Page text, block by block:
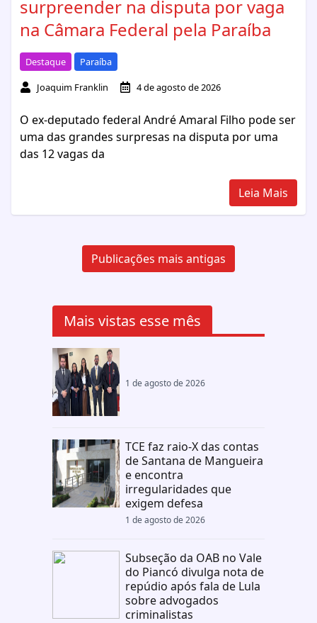
surpreender na disputa por vaga
na Câmara Federal pela Paraíba
Destaque
Paraíba
Joaquim Franklin
4 de agosto de 2026
O ex-deputado federal André Amaral Filho pode ser
uma das grandes surpresas na disputa por uma
das 12 vagas da
Leia Mais
Publicações mais antigas
Mais vistas esse mês
1 de agosto de 2026
TCE faz raio-X das contas
de Santana de Mangueira
e encontra
irregularidades que
exigem defesa
1 de agosto de 2026
Subseção da OAB no Vale
do Piancó divulga nota de
repúdio após fala de Lula
sobre advogados
criminalistas